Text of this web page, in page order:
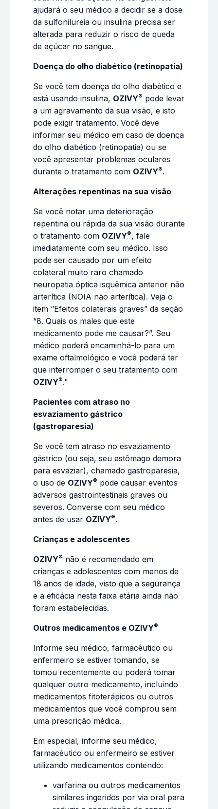
ajudará o seu médico a decidir se a dose
da sulfonilureia ou insulina precisa ser
alterada para reduzir o risco de queda
de açúcar no sangue.
Doença do olho diabético (retinopatia)
Se você tem doença do olho diabético e
está usando insulina, OZIVY® pode levar
a um agravamento da sua visão, e isto
pode exigir tratamento. Você deve
informar seu médico em caso de doença
do olho diabético (retinopatia) ou se
você apresentar problemas oculares
durante o tratamento com OZIVY®.
Alterações repentinas na sua visão
Se você notar uma deterioração
repentina ou rápida da sua visão durante
o tratamento com OZIVY®, fale
imediatamente com seu médico. Isso
pode ser causado por um efeito
colateral muito raro chamado
neuropatia óptica isquêmica anterior não
arterítica (NOIA não arterítica). Veja o
item “Efeitos colaterais graves” da seção
“8. Quais os males que este
medicamento pode me causar?”. Seu
médico poderá encaminhá-lo para um
exame oftalmológico e você poderá ter
que interromper o seu tratamento com
OZIVY®."
Pacientes com atraso no
esvaziamento gástrico
(gastroparesia)
Se você tem atraso no esvaziamento
gástrico (ou seja, seu estômago demora
para esvaziar), chamado gastroparesia,
o uso de OZIVY® pode causar eventos
adversos gastrointestinais graves ou
severos. Converse com seu médico
antes de usar OZIVY®.
Crianças e adolescentes
OZIVY® não é recomendado em
crianças e adolescentes com menos de
18 anos de idade, visto que a segurança
e a eficácia nesta faixa etária ainda não
foram estabelecidas.
Outros medicamentos e OZIVY®
Informe seu médico, farmacêutico ou
enfermeiro se estiver tomando, se
tomou recentemente ou poderá tomar
qualquer outro medicamento, incluindo
medicamentos fitoterápicos ou outros
medicamentos que você comprou sem
uma prescrição médica.
Em especial, informe seu médico,
farmacêutico ou enfermeiro se estiver
utilizando medicamentos contendo:
varfarina ou outros medicamentos
similares ingeridos por via oral para